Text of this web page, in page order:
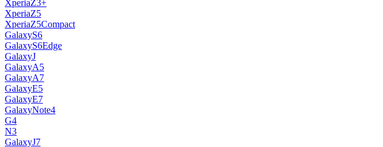
XperiaZ3+
XperiaZ5
XperiaZ5Compact
GalaxyS6
GalaxyS6Edge
GalaxyJ
GalaxyA5
GalaxyA7
GalaxyE5
GalaxyE7
GalaxyNote4
G4
N3
GalaxyJ7